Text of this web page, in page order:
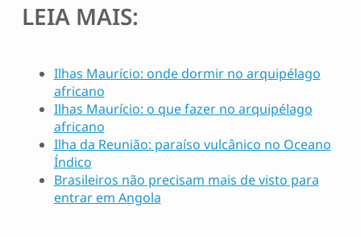
LEIA MAIS:
Ilhas Maurício: onde dormir no arquipélago
africano
Ilhas Maurício: o que fazer no arquipélago
africano
Ilha da Reunião: paraíso vulcânico no Oceano
Índico
Brasileiros não precisam mais de visto para
entrar em Angola